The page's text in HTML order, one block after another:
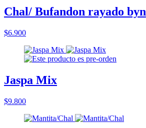
Chal/ Bufandon rayado byn
$6.900
Jaspa Mix
$9.800